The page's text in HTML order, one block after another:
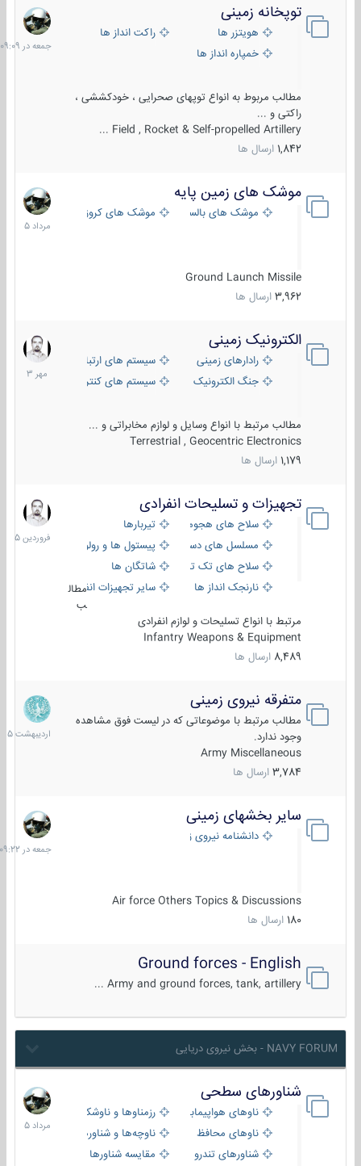
توپخانه زمینی
هویتزر ها
راکت انداز ها
خمپاره انداز ها
مطالب مربوط به انواع توپهای صحرایی ، خودکششی ،
راکتی و ...
Field , Rocket & Self-propelled Artillery ...
1,842 ارسال ها
جمعه
در
09:09
موشک های زمین پایه
موشک های بالستیک موشک های کروز
Ground Launch Missile
3,962 ارسال ها
2
مرداد
1405
الکترونیک زمینی
رادارهای زمینی
سیستم های ارتباطی و جمع آوری
جنگ الکترونیک
سیستم های کنترل آتش و تجهیزات
مطالب مرتبط با انواع وسایل و لوازم مخابراتی و ...
Terrestrial , Geocentric Electronics
1,179 ارسال ها
1
مهر
1403
تجهیزات و تسلیحات انفرادی
سلاح های هجومی
تیربارها
مسلسل های دستی
پیستول ها و رولورها
سلاح های تک تیر اندازیشاتگان ها
نارنجک انداز ها
سایر تجهیزات انفرادی
مطال
ب
مرتبط با انواع تسلیحات و لوازم انفرادی
Infantry Weapons & Equipment
8,489 ارسال ها
17
فروردین
1405
متفرقه نیروی زمینی
مطالب مرتبط با موضوعاتی که در لیست فوق مشاهده
وجود ندارد.
Army Miscellaneous
3,784 ارسال ها
27
1405
سایر بخشهای زمینی
دانشنامه نیروی زمینی
Air force Others Topics & Discussions
180 ارسال ها
جمعه
در
09:22
Ground forces - English
Army and ground forces, tank, artillery ...
NAVY FORUM - بخش نیروی دریایی
شناورهای سطحی
ناوهای هواپیمابر و بالگرد بررزمناوها و ناوشکن‌ها
ناوهای محافظ
ناوچه‌ها و شناورهای گشتی
شناورهای تندرو
مقایسه شناورها
2
مرداد
1405